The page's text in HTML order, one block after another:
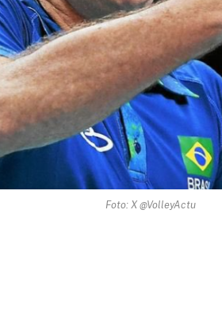
Foto: X @VolleyActu